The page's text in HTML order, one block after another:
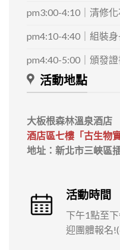
pm3:00-4:10｜清修
pm4:10-4:40｜組裝
pm4:40-5:00｜頒發
活動地點
大板根森林溫泉酒店
酒店區七樓「古生物
地址：新北市三峽區
活動時間
下午1點至
迎團體報名